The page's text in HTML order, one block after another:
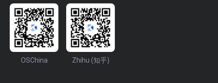
OSChina Zhihu (知乎)